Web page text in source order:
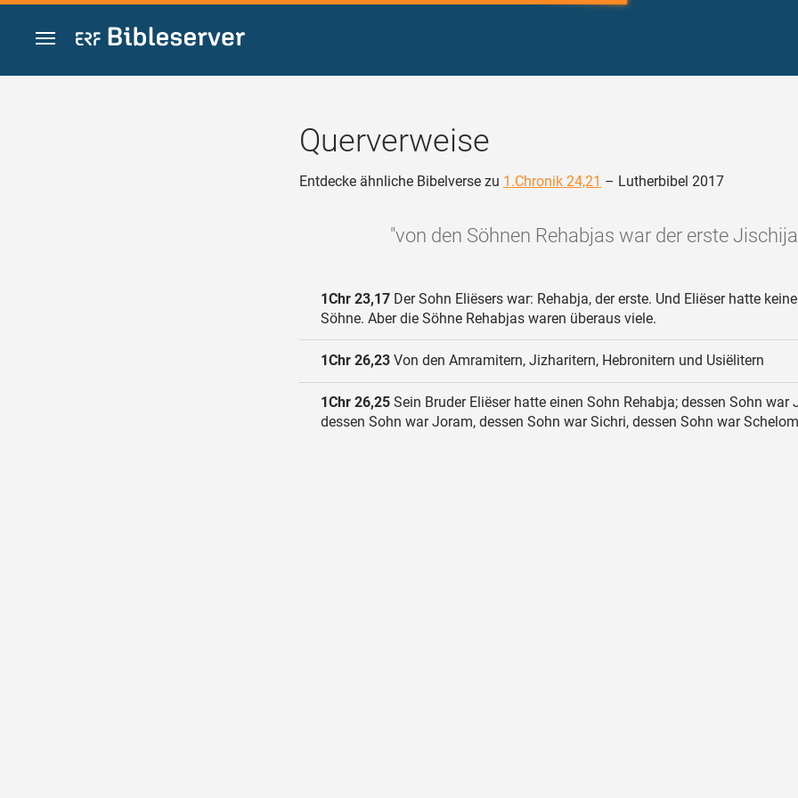
Zum Inhalt springen
Querverweise
Entdecke ähnliche Bibelverse zu 1.Chronik 24,21 – Lutherbibel 2017
"von den Söhnen Rehabjas war der erste
1Chr 23,17 Der Sohn Eliësers war: Rehabja, der erste. Und Eliëser hatte
Söhne. Aber die Söhne Rehabjas waren überaus viele.
1Chr 26,23 Von den Amramitern, Jizharitern, Hebronitern und Usiëlitern
1Chr 26,25 Sein Bruder Eliëser hatte einen Sohn Rehabja; dessen Sohn war
dessen Sohn war Joram, dessen Sohn war Sichri, dessen Sohn war